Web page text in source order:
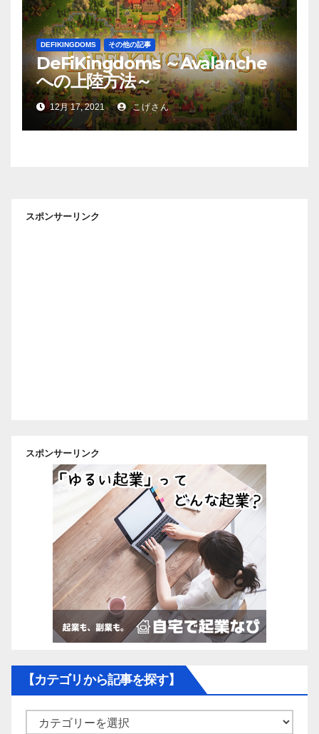
DEFIKINGDOMS その他の記事
DeFiKingdoms ～Avalanche
への上陸方法～
12月 17, 2021 こげさん
スポンサーリンク
スポンサーリンク
【カテゴリから記事を探す】
【カ